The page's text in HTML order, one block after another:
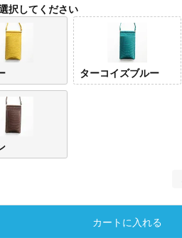
択してください
ターコイズブルー
カートに入れる